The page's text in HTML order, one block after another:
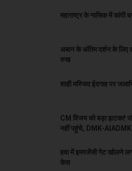
महाराष्ट्र के नासिक में
अबान के अंतिम दर्शन के लिए
रुख
शाही मस्जिद ईदगाह पर
CM विजय को बड़ा झटका!
नहीं पहुंचे, DMK-AIADMK
हवा में इमरजेंसी गेट खोलने
केस